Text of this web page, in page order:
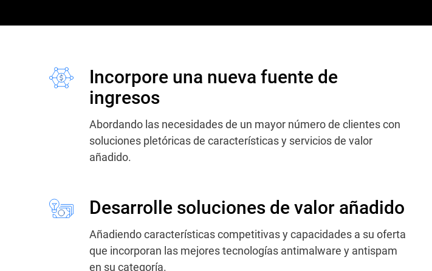
Incorpore una nueva fuente de
ingresos
Abordando las necesidades de un mayor número de clientes con
soluciones pletóricas de características y servicios de valor
añadido.
Desarrolle soluciones de valor añadido
Añadiendo características competitivas y capacidades a su oferta
que incorporan las mejores tecnologías antimalware y antispam
en su categoría.